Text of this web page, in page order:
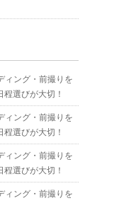
ィング・前撮りを
選びが大切！
ィング・前撮りを
選びが大切！
ィング・前撮りを
選びが大切！
ィング・前撮りを